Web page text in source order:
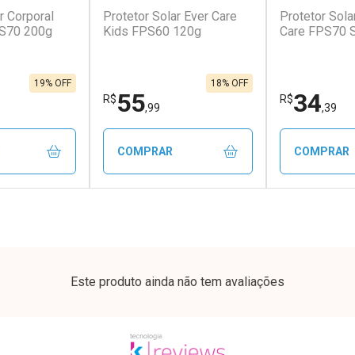
cada
cada
Ativar Desconto
Por R$ 40,90/cada
Por R$ 40,90/cada
Ativar
Por R$
Por R$
Corporal
200g
19% OFF
Protetor Solar Ever Care
Kids FPS60 120g
R$55,99
18% OFF
COMPRAR
Protetor
Care FPS70
R$34,39
COMPRAR
Este produto ainda não tem avaliações